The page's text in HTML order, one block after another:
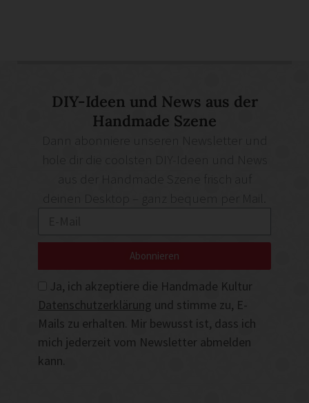
DIY-Ideen und News aus der
Handmade Szene
deinen Desktop – ganz bequem per Mail.
Ja, ich akzeptiere die Handmade Kultur
Datenschutzerklärung und stimme zu, E-
Mails zu erhalten. Mir bewusst ist, dass ich
mich jederzeit vom Newsletter abmelden
kann.
Abonnieren